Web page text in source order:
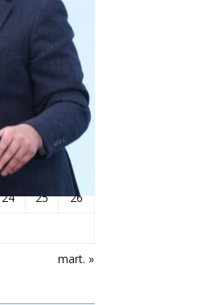
D
mart. »
4
5
10 11
12
17
19
24 25
26